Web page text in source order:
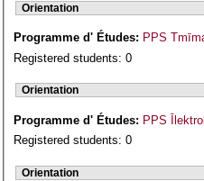
Orientation
Programme d' Études: PPS
Registered students: 0
Orientation
Programme d' Études: PPS
Registered students: 0
Orientation